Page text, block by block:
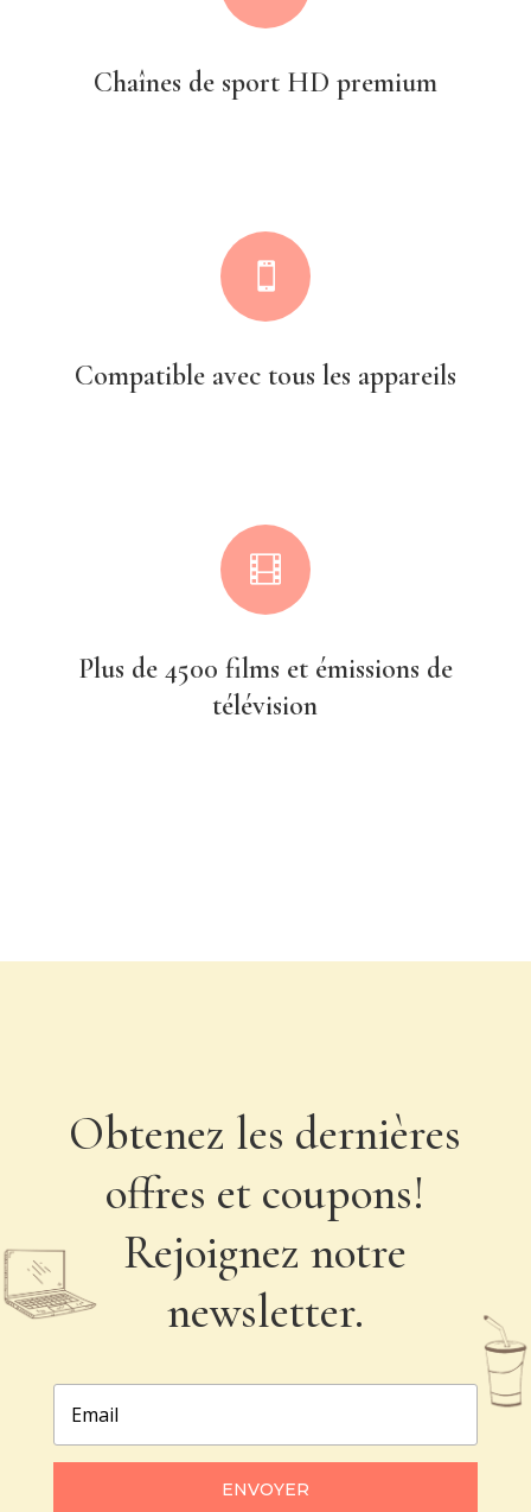
Chaînes de sport HD premium

Compatible avec tous les appareils

Plus de 4500 films et émissions de
télévision
Obtenez les dernières
offres et coupons!
Rejoignez notre
newsletter.
ENVOYER